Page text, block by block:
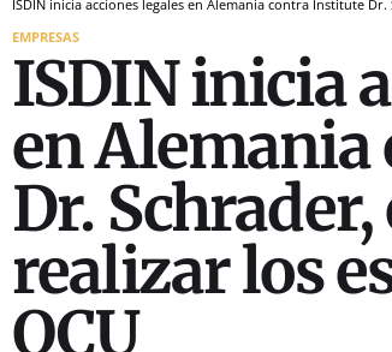
ISDIN inicia acciones legales en Alemania contra Institute
EMPRESAS
ISDIN inicia
en
Dr.
realizar los
OCU